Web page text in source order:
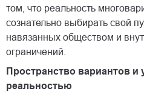
том, что реальность
сознательно выбирать свой
навязанных обществом и
ограничений.
Пространство вариантов и
реальностью